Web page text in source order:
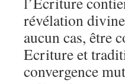
révélation
aucun cas, être
Ecriture et
convergence